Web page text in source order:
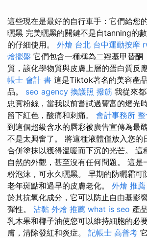
這些現在是最好的自行車手：它們給您
曬黑 完美曬黑的關鍵不是自tanning的
的仔細使用。 外燴 台北 台中運動按摩
燴擺盤 它們包含一種稱為二羥基甲替酮
質，該化學物質與皮膚上層的蛋白質反
帳士 會計 書 這是Tiktok著名的美容產
品。 seo agency 換護照 撥筋 我從來
忠實粉絲，當我以前嘗試過豐富的燈光
留下紅色，酸痛和刺痛。 會計事務所 整
到這個超級含水的唇彩被廣告宣傳為最
不是太興奮了。 將這種液體僅放入您的
合併塗抹以獲得溫暖而下沉的光芒。 這
自然的外觀，甚至沒有任何問題。 這是
粉泡沫，可永久曬黑。 早期的防曬霜可
老年斑點和過早的皮膚老化。 外燴 推薦
於其抗氧化成分，它可以防止自由基影
彈性。 沾黏 外燴 推薦 what is seo 產
乳木果和椰子油使您可以維持細胞的必
膚，清除發紅和炎症。 記帳士 高普考